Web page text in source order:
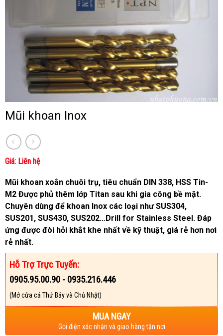
hãng.
Nẵng!
Mũi khoan Inox
Giá: Liên hệ
Mũi khoan xoắn chuôi trụ, tiêu chuẩn DIN 338, HSS Tin-
M2 Được phủ thêm lớp Titan sau khi gia công bề mặt.
Chuyên dùng để khoan Inox các loại như SUS304,
SUS201, SUS430, SUS202…Drill for Stainless Steel. Đáp
ứng được đòi hỏi khắt khe nhất về kỹ thuật, giá rẻ hơn nơi
rẻ nhất.
Hỗ Trợ Trực Tuyến:
0905.95.00.90 - 0935.216.446
(Mở cửa cả Thứ Bảy và Chủ Nhật)
MUA NGAY
Gọi điện xác nhận và giao hàng tận nơi